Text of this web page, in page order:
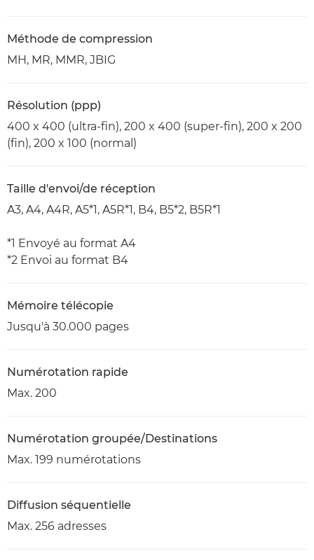
Méthode de compression
MH, MR, MMR, JBIG
Résolution (ppp)
400 x 400 (ultra-fin), 200 x 400 (super-fin), 200 x 200
(fin), 200 x 100 (normal)
Taille d'envoi/de réception
A3, A4, A4R, A5*1, A5R*1, B4, B5*2, B5R*1
*1 Envoyé au format A4
*2 Envoi au format B4
Mémoire télécopie
Jusqu'à 30.000 pages
Numérotation rapide
Max. 200
Numérotation groupée/Destinations
Max. 199 numérotations
Diffusion séquentielle
Max. 256 adresses